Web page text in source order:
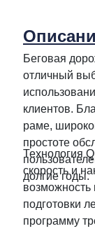
Беговая
отличный
клиентов.
раме,
простоте
долгие годы.
Технология
скорость и
возможность
подготовки
программу